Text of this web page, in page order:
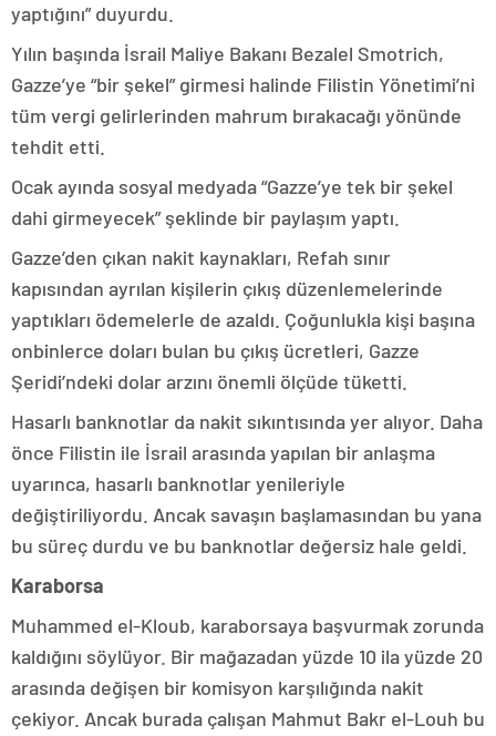
yaptığını” duyurdu.
Yılın başında İsrail Maliye Bakanı Bezalel Smotrich,
Gazze’ye “bir şekel” girmesi halinde Filistin Yönetimi’ni
tüm vergi gelirlerinden mahrum bırakacağı yönünde
tehdit etti.
Ocak ayında sosyal medyada “Gazze’ye tek bir şekel
dahi girmeyecek” şeklinde bir paylaşım yaptı.
Gazze’den çıkan nakit kaynakları, Refah sınır
kapısından ayrılan kişilerin çıkış düzenlemelerinde
yaptıkları ödemelerle de azaldı. Çoğunlukla kişi başına
onbinlerce doları bulan bu çıkış ücretleri, Gazze
Şeridi’ndeki dolar arzını önemli ölçüde tüketti.
Hasarlı banknotlar da nakit sıkıntısında yer alıyor. Daha
önce Filistin ile İsrail arasında yapılan bir anlaşma
uyarınca, hasarlı banknotlar yenileriyle
değiştiriliyordu. Ancak savaşın başlamasından bu yana
bu süreç durdu ve bu banknotlar değersiz hale geldi.
Karaborsa
Muhammed el-Kloub, karaborsaya başvurmak zorunda
kaldığını söylüyor. Bir mağazadan yüzde 10 ila yüzde 20
arasında değişen bir komisyon karşılığında nakit
çekiyor. Ancak burada çalışan Mahmut Bakr el-Louh bu